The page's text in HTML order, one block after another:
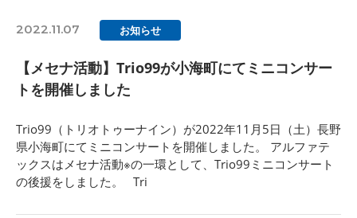
2022.11.07 お知らせ
【メセナ活動】Trio99が小海町にてミニコンサー
トを開催しました
Trio99（トリオトゥーナイン）が2022年11月5日（土）長野
県小海町にてミニコンサートを開催しました。 アルファテ
ックスはメセナ活動※の一環として、Trio99ミニコンサート
の後援をしました。 Tri